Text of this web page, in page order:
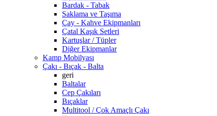
Bardak - Tabak
Saklama ve Taşıma
Çay - Kahve Ekipmanları
Çatal Kaşık Setleri
Kartuşlar / Tüpler
Diğer Ekipmanlar
Kamp Mobilyası
Çakı - Bıçak - Balta
geri
Baltalar
Cep Çakıları
Bıçaklar
Multitool / Çok Amaçlı Çakı